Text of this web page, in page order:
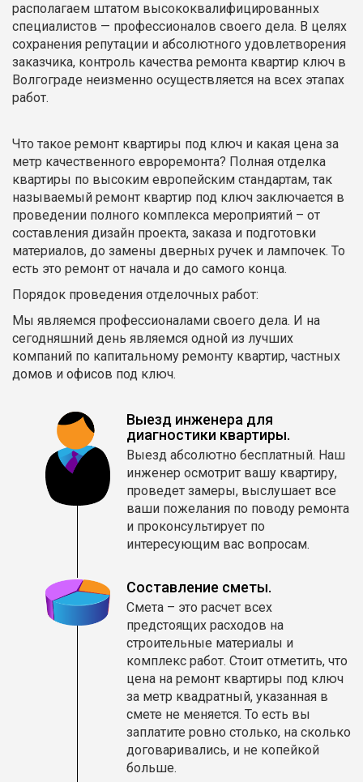
располагаем штатом высококвалифицированных
специалистов — профессионалов своего дела. В целях
сохранения репутации и абсолютного удовлетворения
заказчика, контроль качества ремонта квартир ключ в
Волгограде неизменно осуществляется на всех этапах
работ.
Что такое ремонт квартиры под ключ и какая цена за
метр качественного евроремонта? Полная отделка
квартиры по высоким европейским стандартам, так
называемый ремонт квартир под ключ заключается в
проведении полного комплекса мероприятий – от
составления дизайн проекта, заказа и подготовки
материалов, до замены дверных ручек и лампочек. То
есть это ремонт от начала и до самого конца.
Порядок проведения отделочных работ:
Мы являемся профессионалами своего дела. И на
сегодняшний день являемся одной из лучших
компаний по капитальному ремонту квартир, частных
домов и офисов под ключ.
Выезд инженера для
диагностики квартиры.
Выезд абсолютно бесплатный. Наш
инженер осмотрит вашу квартиру,
проведет замеры, выслушает все
ваши пожелания по поводу ремонта
и проконсультирует по
интересующим вас вопросам.
Составление сметы.
Смета – это расчет всех
предстоящих расходов на
строительные материалы и
комплекс работ. Стоит отметить, что
цена на ремонт квартиры под ключ
за метр квадратный, указанная в
смете не меняется. То есть вы
заплатите ровно столько, на сколько
договаривались, и не копейкой
больше.